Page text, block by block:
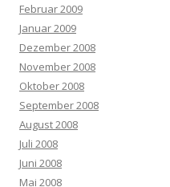
Februar 2009
Januar 2009
Dezember 2008
November 2008
Oktober 2008
September 2008
August 2008
Juli 2008
Juni 2008
Mai 2008